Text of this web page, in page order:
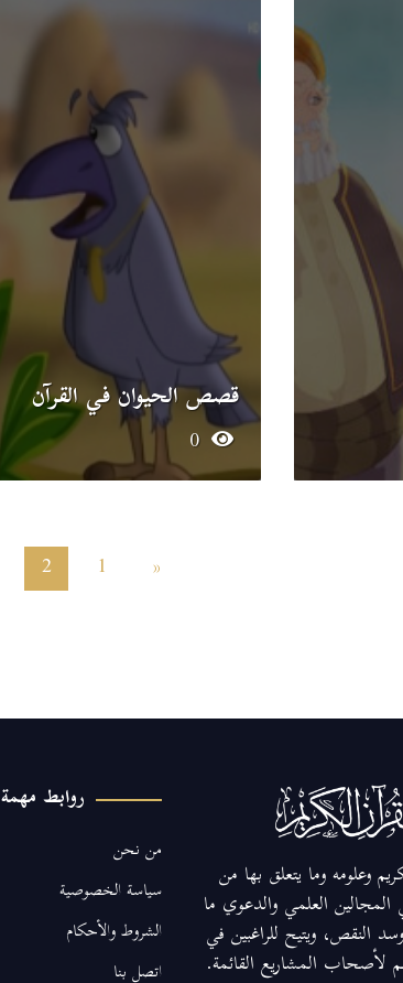
قصص الحيوان في القرآن
0
«
1
2
وعلومه وما يتعلق بها من
المجالين العلمي والدعوي ما
النقص، ويتيح للراغبين في
لأصحاب المشاريع القائمة.
روابط مهمة
من نحن
سياسة الخصوصية
الشروط والأحكام
اتصل بنا